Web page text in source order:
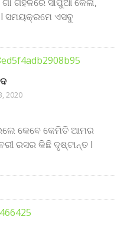
l ସମୟକ୍ରମେ ଏସବୁ
2020
କେବେ କେମିତି ଆମର
ରସର କିଛି ଦୃଷ୍ଟାନ୍ତ l